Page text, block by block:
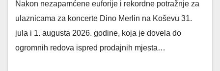
Nakon nezapamćene euforije i rekordne potražnje za
ulaznicama za koncerte Dino Merlin na Koševu 31.
jula i 1. augusta 2026. godine, koja je dovela do
ogromnih redova ispred prodajnih mjesta…